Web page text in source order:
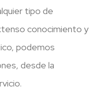
tipo de
conocimiento y
podemos
desde la